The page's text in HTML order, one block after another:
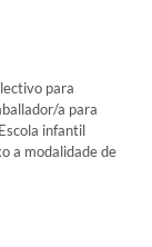
para
a para
infantil
a modalidade de